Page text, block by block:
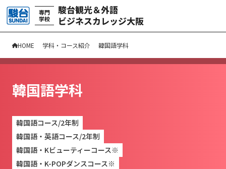
HOME 学科・コース紹介 韓国語学科
韓国語学科
韓国語コース/2年制
韓国語・英語コース/2年制
韓国語・Kビューティーコース※
韓国語・K-POPダンスコース※